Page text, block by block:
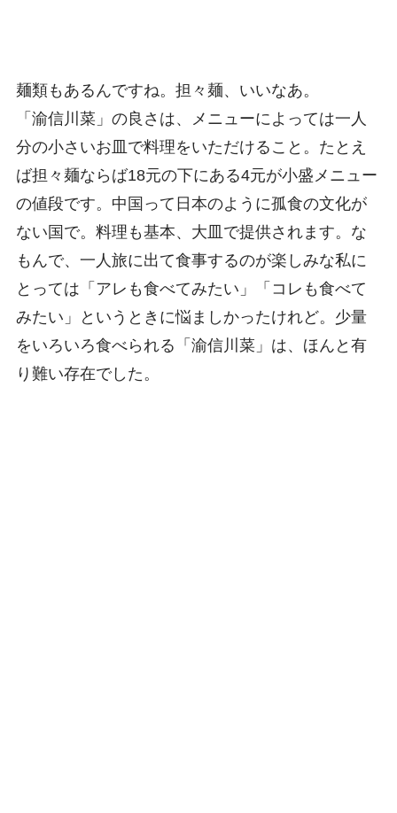
麺類もあるんですね。担々麺、いいなあ。
「渝信川菜」の良さは、メニューによっては一人
分の小さいお皿で料理をいただけること。たとえ
ば担々麺ならば18元の下にある4元が小盛メニュー
の値段です。中国って日本のように孤食の文化が
ない国で。料理も基本、大皿で提供されます。な
もんで、一人旅に出て食事するのが楽しみな私に
とっては「アレも食べてみたい」「コレも食べて
みたい」というときに悩ましかったけれど。少量
をいろいろ食べられる「渝信川菜」は、ほんと有
り難い存在でした。